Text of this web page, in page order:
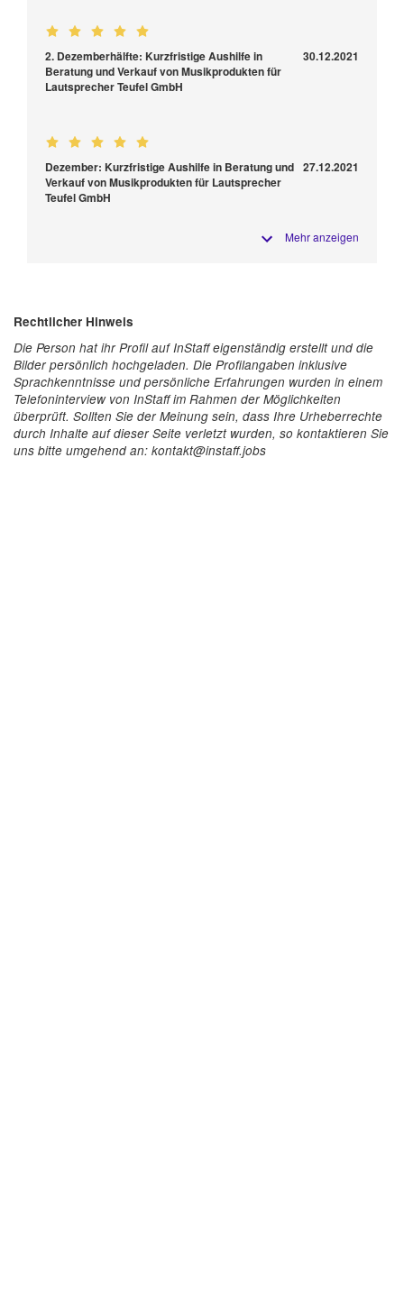
2. Dezemberhälfte: Kurzfristige Aushilfe in
Beratung und Verkauf von Musikprodukten für
Lautsprecher Teufel GmbH
30.12.2021
Dezember: Kurzfristige Aushilfe in Beratung und
Verkauf von Musikprodukten für Lautsprecher
Teufel GmbH
27.12.2021
Mehr anzeigen
Rechtlicher Hinweis
Die Person hat ihr Profil auf InStaff eigenständig erstellt und die
Bilder persönlich hochgeladen. Die Profilangaben inklusive
Sprachkenntnisse und persönliche Erfahrungen wurden in einem
Telefoninterview von InStaff im Rahmen der Möglichkeiten
überprüft. Sollten Sie der Meinung sein, dass Ihre Urheberrechte
durch Inhalte auf dieser Seite verletzt wurden, so kontaktieren Sie
uns bitte umgehend an: kontakt@instaff.jobs